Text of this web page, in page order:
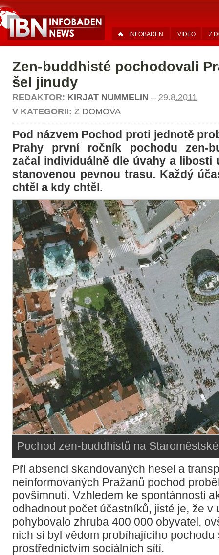
INFOBADEN VIDEO Z
Zen-buddhisté pochodovali
šel jinudy
REDAKTOR: KIRJAT NUMMELIN – 29.8.2011
V KATEGORII: Z DOMOVA
Pod názvem Pochod proti jednotě
Prahy první ročník pochodu zen-
začal individuálně dle úvahy a libosti
stanovenou pevnou trasu. Každý
chtěl a kdy chtěl.
Pochod zen-buddhistů na
Při absenci skandovaných hesel a
neinformovaných Pražanů pochod
povšimnutí. Vzhledem ke spontánnosti
odhadnout počet účastníků, jisté je, že v
pohybovalo zhruba 400 000 obyvatel,
nich si byl vědom probíhajícího pochodu
prostřednictvím sociálních sítí.